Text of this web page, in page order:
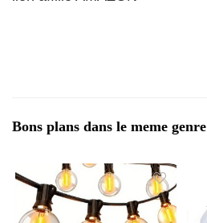
Bons plans dans le meme genre